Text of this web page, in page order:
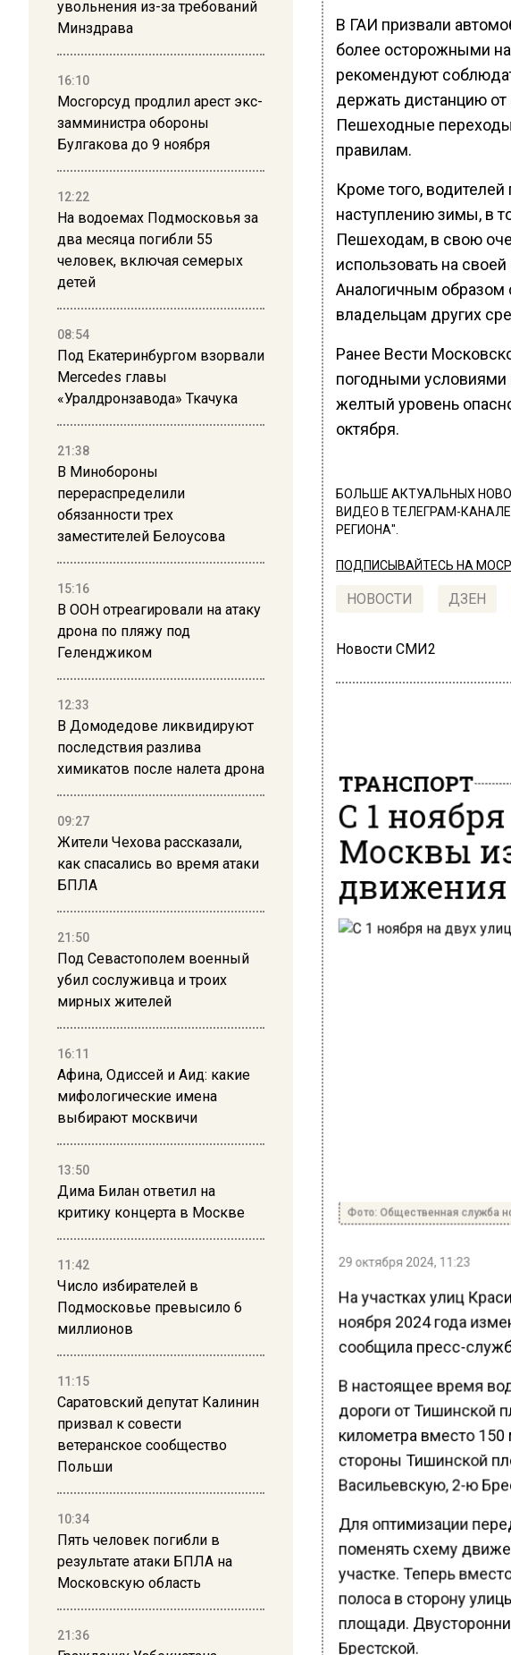
увольнения из-за требований
Минздрава
16:10
Мосгорсуд продлил арест экс-
замминистра обороны
Булгакова до 9 ноября
12:22
На водоемах Подмосковья за
два месяца погибли 55
человек, включая семерых
детей
08:54
Под Екатеринбургом взорвали
Mercedes главы
«Уралдронзавода» Ткачука
21:38
В Минобороны
перераспределили
обязанности трех
заместителей Белоусова
15:16
В ООН отреагировали на атаку
дрона по пляжу под
Геленджиком
12:33
В Домодедове ликвидируют
последствия разлива
химикатов после налета дрона
09:27
Жители Чехова рассказали,
как спасались во время атаки
БПЛА
21:50
Под Севастополем военный
убил сослуживца и троих
мирных жителей
16:11
Афина, Одиссей и Аид: какие
мифологические имена
выбирают москвичи
13:50
Дима Билан ответил на
критику концерта в Москве
11:42
Число избирателей в
Подмосковье превысило 6
миллионов
11:15
Саратовский депутат Калинин
призвал к совести
ветеранское сообщество
Польши
10:34
Пять человек погибли в
результате атаки БПЛА на
Московскую область
21:36
В ГАИ призвали
более осторожными на
рекомендуют
держать дистанцию
Пешеходные
правилам.
Кроме того,
наступлению зимы, в
Пешеходам, в свою
использовать на
Аналогичным образом
владельцам других
Ранее Вести
погодными условиями
желтый уровень
октября.
БОЛЬШЕ АКТУАЛЬНЫХ
ВИДЕО В ТЕЛЕГРАМ-
РЕГИОНА".
ПОДПИСЫВАЙТЕСЬ НА
НОВОСТИ ДЗЕН
Новости СМИ2
ТРАНСПОРТ
С 1
Москвы
движения
Фото: Общественная служба
29 октября 2024, 11:23
На участках улиц
ноября 2024 года
сообщила пресс-
В настоящее время
дороги от Тишинской
километра вместо
стороны Тишинской
Васильевскую, 2-ю
Для оптимизации
поменять схему
участке. Теперь
полоса в сторону
площади.
Брестской.